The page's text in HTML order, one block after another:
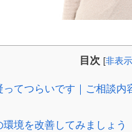
目次 [非表示
ってつらいです｜ご相談内
環境を改善してみましょう